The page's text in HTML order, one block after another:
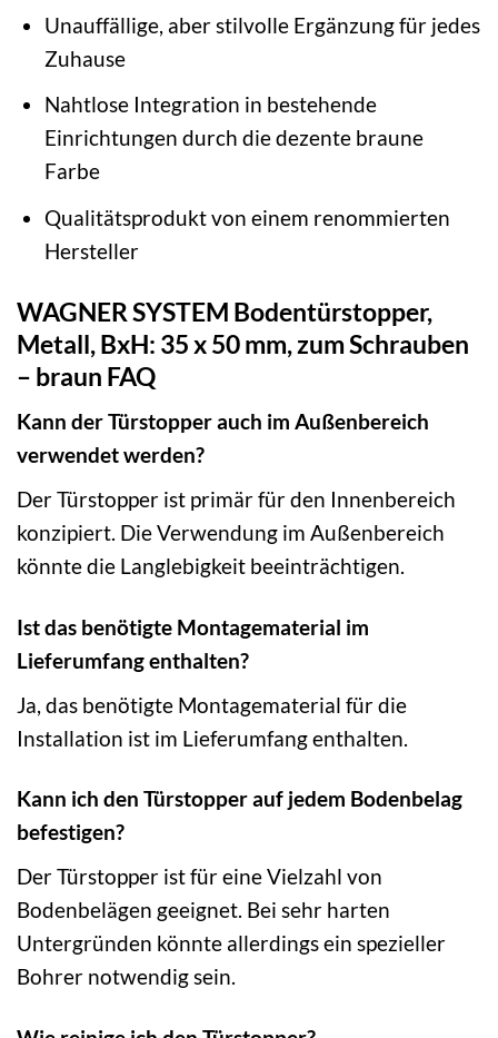
Unauffällige, aber stilvolle Ergänzung für jedes
Zuhause
Nahtlose Integration in bestehende
Einrichtungen durch die dezente braune
Farbe
Qualitätsprodukt von einem renommierten
Hersteller
WAGNER SYSTEM Bodentürstopper,
Metall, BxH: 35 x 50 mm, zum Schrauben
– braun FAQ
Kann der Türstopper auch im Außenbereich
verwendet werden?
Der Türstopper ist primär für den Innenbereich
konzipiert. Die Verwendung im Außenbereich
könnte die Langlebigkeit beeinträchtigen.
Ist das benötigte Montagematerial im
Lieferumfang enthalten?
Ja, das benötigte Montagematerial für die
Installation ist im Lieferumfang enthalten.
Kann ich den Türstopper auf jedem Bodenbelag
befestigen?
Der Türstopper ist für eine Vielzahl von
Bodenbelägen geeignet. Bei sehr harten
Untergründen könnte allerdings ein spezieller
Bohrer notwendig sein.